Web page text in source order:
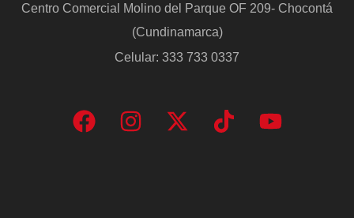
Centro Comercial Molino del Parque OF 209- Chocontá
(Cundinamarca)
Celular: 333 733 0337